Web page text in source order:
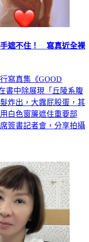
手遮不住！ 寫真近全裸
寫真集《GOOD
書中除展現「丘陵系腹
炸出，大露屁股蛋，其
白色窗簾遮住重要部
簽書記者會，分享拍攝